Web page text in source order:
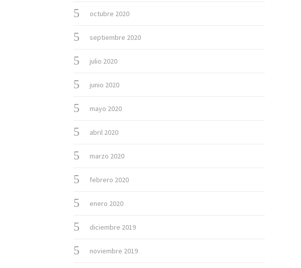
octubre 2020
septiembre 2020
julio 2020
junio 2020
mayo 2020
abril 2020
marzo 2020
febrero 2020
enero 2020
diciembre 2019
noviembre 2019